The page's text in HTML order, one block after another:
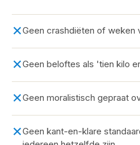
✕Geen crashdiëten of weken
✕Geen beloftes als 'tien kilo
✕Geen moralistisch gepraat
✕Geen kant-en-klare